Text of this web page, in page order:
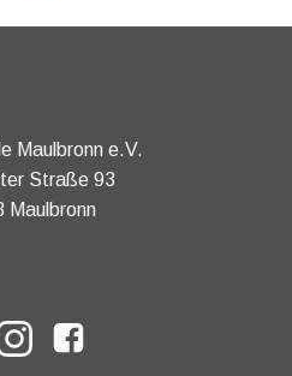
Maulbronn e.V.
Straße 93
Maulbronn